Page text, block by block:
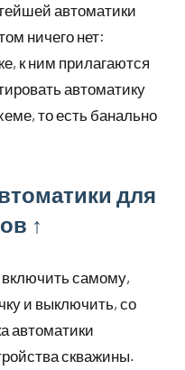
автоматики
ничего нет:
к ним прилагаются
автоматику
то есть банально
для
↑
самому,
и выключить, со
автоматики
скважины.